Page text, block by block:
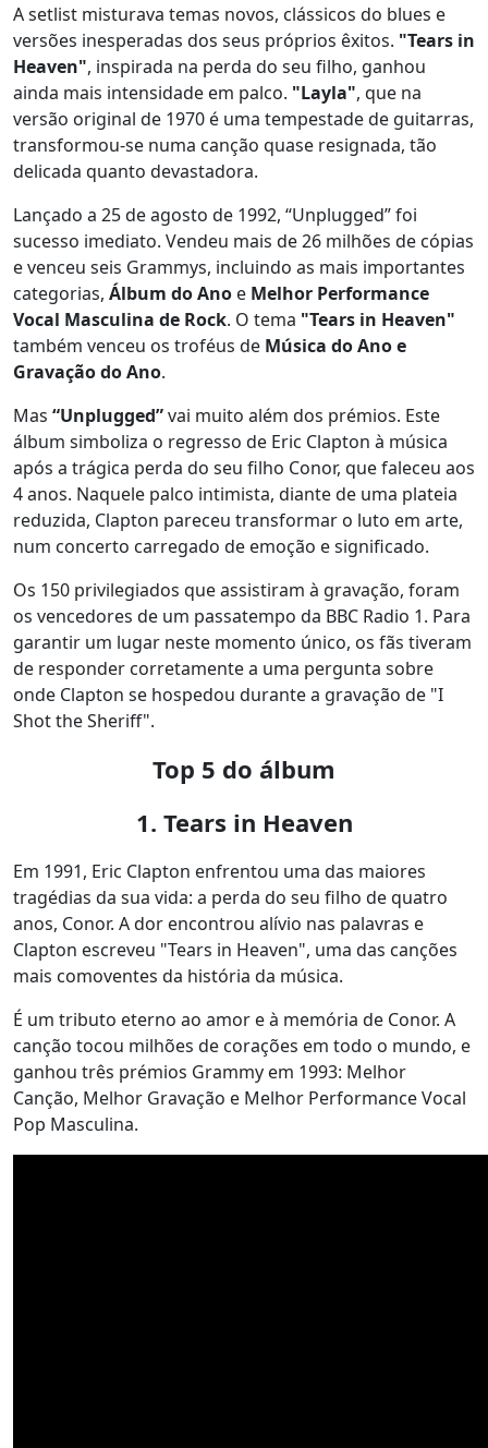
A setlist misturava temas novos, clássicos do blues e
versões inesperadas dos seus próprios êxitos. "Tears in
Heaven", inspirada na perda do seu filho, ganhou
ainda mais intensidade em palco. "Layla", que na
versão original de 1970 é uma tempestade de guitarras,
transformou-se numa canção quase resignada, tão
delicada quanto devastadora.
Lançado a 25 de agosto de 1992, “Unplugged” foi
sucesso imediato. Vendeu mais de 26 milhões de cópias
e venceu seis Grammys, incluindo as mais importantes
categorias, Álbum do Ano e Melhor Performance
Vocal Masculina de Rock. O tema "Tears in Heaven"
também venceu os troféus de Música do Ano e
Gravação do Ano.
Mas “Unplugged”vai muito além dos prémios. Este
álbum simboliza o regresso de Eric Clapton à música
após a trágica perda do seu filho Conor, que faleceu aos
4 anos. Naquele palco intimista, diante de uma plateia
reduzida, Clapton pareceu transformar o luto em arte,
num concerto carregado de emoção e significado.
Os 150 privilegiados que assistiram à gravação, foram
os vencedores de um passatempo da BBC Radio 1. Para
garantir um lugar neste momento único, os fãs tiveram
de responder corretamente a uma pergunta sobre
onde Clapton se hospedou durante a gravação de "I
Shot the Sheriff".
Top 5 do álbum
1. Tears in Heaven
Em 1991, Eric Clapton enfrentou uma das maiores
tragédias da sua vida: a perda do seu filho de quatro
anos, Conor. A dor encontrou alívio nas palavras e
Clapton escreveu "Tears in Heaven", uma das canções
mais comoventes da história da música.
É um tributo eterno ao amor e à memória de Conor. A
canção tocou milhões de corações em todo o mundo, e
ganhou três prémios Grammy em 1993: Melhor
Canção, Melhor Gravação e Melhor Performance Vocal
Pop Masculina.